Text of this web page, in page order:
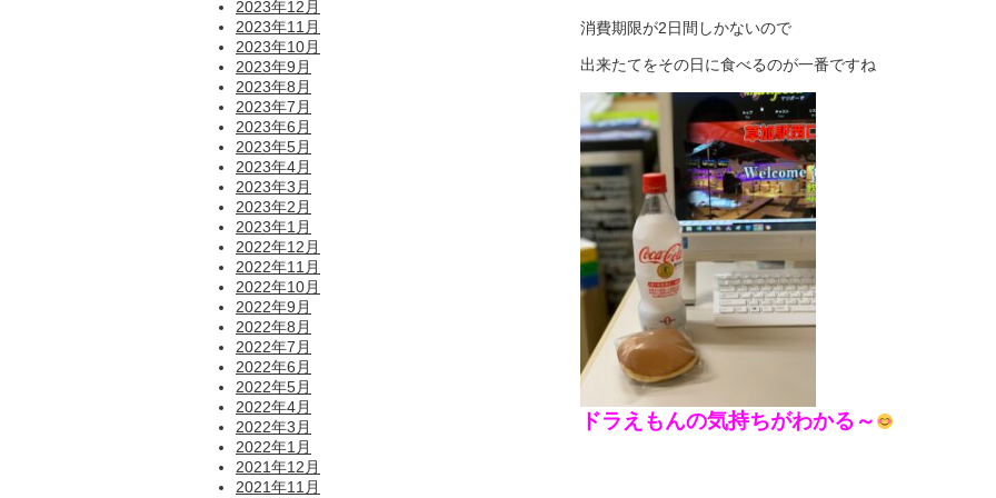
消費期限が2日間しかないので
出来たてをその日に食べるのが一番ですね
ドラえもんの気持ちがわかる～
2023年12月
2023年11月
2023年10月
2023年9月
2023年8月
2023年7月
2023年6月
2023年5月
2023年4月
2023年3月
2023年2月
2023年1月
2022年12月
2022年11月
2022年10月
2022年9月
2022年8月
2022年7月
2022年6月
2022年5月
2022年4月
2022年3月
2022年1月
2021年12月
2021年11月